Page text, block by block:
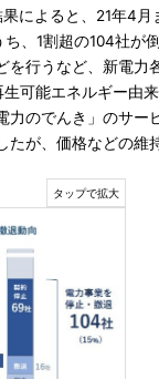
によると、21年4月
、1割超の104社が
を行うなど、新電力
可能エネルギー由
力のでんき」のサー
たが、価格などの維